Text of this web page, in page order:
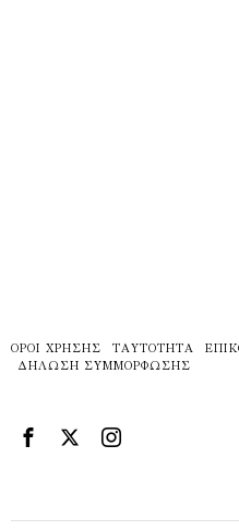
ΌΡΟΙ ΧΡΉΣΗΣ ΤΑΥΤΌΤΗΤΑ
ΔΉΛΩΣΗ ΣΥΜΜΌΡΦΩΣΗΣ